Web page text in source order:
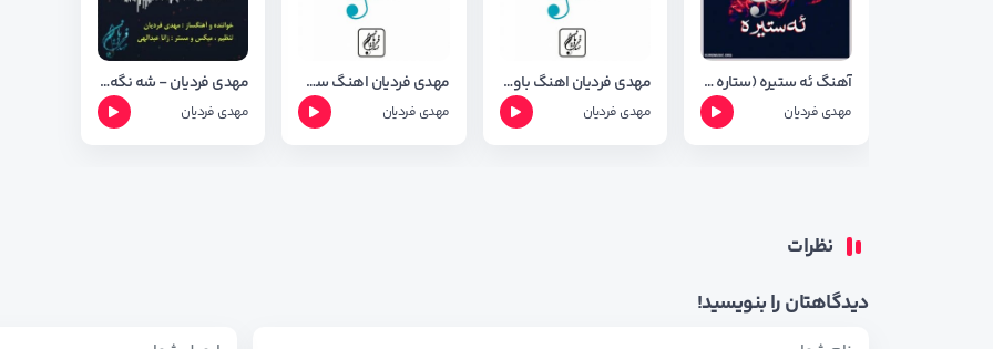
آهنگ ئه ستیره (ستاره ) از مهدی فردیان + متن آهنگ
مهدی فردیان
مهدی فردیان اهنگ باوانم
مهدی فردیان
مهدی فردیان اهنگ سکالا
مهدی فردیان
مهدی فردیان - شه نگه پری
مهدی فردیان
نظرات
دیدگاهتان را بنویسید!